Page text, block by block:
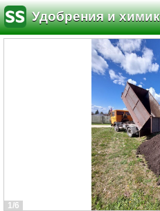
Удобрения и
1/6